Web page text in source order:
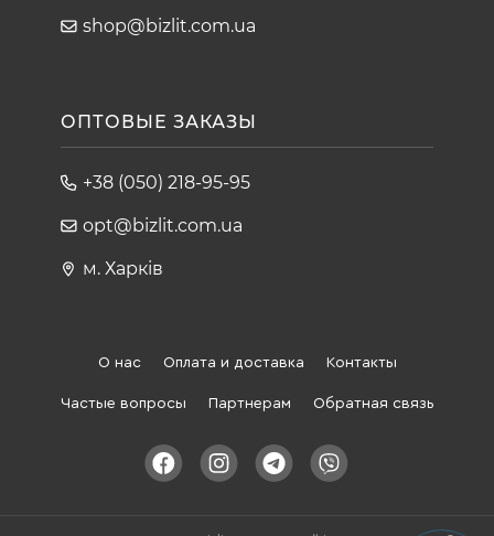
shop@bizlit.com.ua
ОПТОВЫЕ ЗАКАЗЫ
+38 (050) 218-95-95
opt@bizlit.com.ua
м. Харків
О нас Оплата и доставка Контакты
Частые вопросы Партнерам Обратная связь